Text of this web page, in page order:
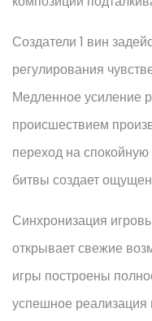
Создатели 1 вин
регулирования
Медленное усиление
происшествием
переход на
битвы создает
Синхронизация
открывает свежие
игры построены
успешное реализация